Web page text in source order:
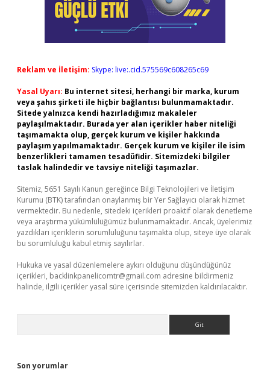
Reklam ve İletişim: Skype: live:.cid.575569c608265c69
Yasal Uyarı: Bu internet sitesi, herhangi bir marka, kurum
veya şahıs şirketi ile hiçbir bağlantısı bulunmamaktadır.
Sitede yalnızca kendi hazırladığımız makaleler
paylaşılmaktadır. Burada yer alan içerikler haber niteliği
taşımamakta olup, gerçek kurum ve kişiler hakkında
paylaşım yapılmamaktadır. Gerçek kurum ve kişiler ile isim
benzerlikleri tamamen tesadüfidir. Sitemizdeki bilgiler
taslak halindedir ve tavsiye niteliği taşımazlar.
Sitemiz, 5651 Sayılı Kanun gereğince Bilgi Teknolojileri ve İletişim
Kurumu (BTK) tarafından onaylanmış bir Yer Sağlayıcı olarak hizmet
vermektedir. Bu nedenle, sitedeki içerikleri proaktif olarak denetleme
veya araştırma yükümlülüğümüz bulunmamaktadır. Ancak, üyelerimiz
yazdıkları içeriklerin sorumluluğunu taşımakta olup, siteye üye olarak
bu sorumluluğu kabul etmiş sayılırlar.
Hukuka ve yasal düzenlemelere aykırı olduğunu düşündüğünüz
içerikleri, backlinkpanelicomtr@gmail.com adresine bildirmeniz
halinde, ilgili içerikler yasal süre içerisinde sitemizden kaldırılacaktır.
Son yorumlar